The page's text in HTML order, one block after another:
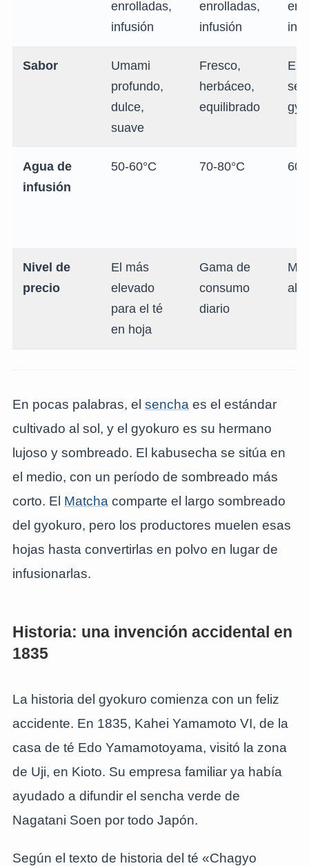
enrolladas,
infusión
enrolladas,
infusión
Sabor
Umami
profundo,
dulce,
suave
Fresco,
herbáceo,
equilibrado
Agua de
infusión
50-60°C 70-80°C 60-
Nivel de
precio
El más
elevado
para el té
en hoja
Gama de
consumo
diario
alto
En pocas palabras, el sencha es el estándar
cultivado al sol, y el gyokuro es su hermano
lujoso y sombreado. El kabusecha se sitúa en
el medio, con un período de sombreado más
corto. El Matcha comparte el largo sombreado
del gyokuro, pero los productores muelen esas
hojas hasta convertirlas en polvo en lugar de
infusionarlas.
Historia: una invención accidental en
1835
La historia del gyokuro comienza con un feliz
accidente. En 1835, Kahei Yamamoto VI, de la
casa de té Edo Yamamotoyama, visitó la zona
de Uji, en Kioto. Su empresa familiar ya había
ayudado a difundir el sencha verde de
Nagatani Soen por todo Japón.
Según el texto de historia del té «Chagyo